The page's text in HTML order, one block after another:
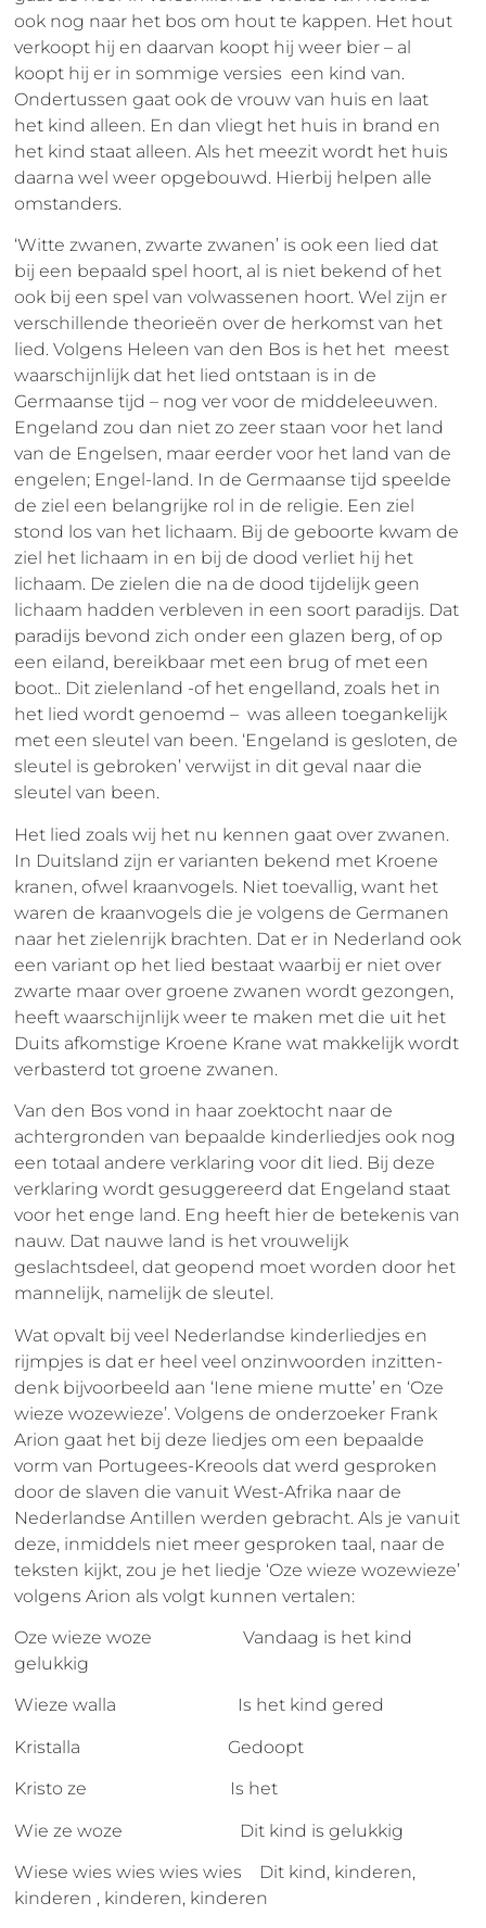
ook nog naar het bos om hout te kappen. Het hout
verkoopt hij en daarvan koopt hij weer bier – al
koopt hij er in sommige versies een kind van.
Ondertussen gaat ook de vrouw van huis en laat
het kind alleen. En dan vliegt het huis in brand en
het kind staat alleen. Als het meezit wordt het huis
daarna wel weer opgebouwd. Hierbij helpen alle
omstanders.
‘Witte zwanen, zwarte zwanen’ is ook een lied dat
bij een bepaald spel hoort, al is niet bekend of het
ook bij een spel van volwassenen hoort. Wel zijn er
verschillende theorieën over de herkomst van het
lied. Volgens Heleen van den Bos is het het meest
waarschijnlijk dat het lied ontstaan is in de
Germaanse tijd – nog ver voor de middeleeuwen.
Engeland zou dan niet zo zeer staan voor het land
van de Engelsen, maar eerder voor het land van de
engelen; Engel-land. In de Germaanse tijd speelde
de ziel een belangrijke rol in de religie. Een ziel
stond los van het lichaam. Bij de geboorte kwam de
ziel het lichaam in en bij de dood verliet hij het
lichaam. De zielen die na de dood tijdelijk geen
lichaam hadden verbleven in een soort paradijs. Dat
paradijs bevond zich onder een glazen berg, of op
een eiland, bereikbaar met een brug of met een
boot.. Dit zielenland -of het engelland, zoals het in
het lied wordt genoemd – was alleen toegankelijk
met een sleutel van been. ‘Engeland is gesloten, de
sleutel is gebroken’ verwijst in dit geval naar die
sleutel van been.
Het lied zoals wij het nu kennen gaat over zwanen.
In Duitsland zijn er varianten bekend met Kroene
kranen, ofwel kraanvogels. Niet toevallig, want het
waren de kraanvogels die je volgens de Germanen
naar het zielenrijk brachten. Dat er in Nederland ook
een variant op het lied bestaat waarbij er niet over
zwarte maar over groene zwanen wordt gezongen,
heeft waarschijnlijk weer te maken met die uit het
Duits afkomstige Kroene Krane wat makkelijk wordt
verbasterd tot groene zwanen.
Van den Bos vond in haar zoektocht naar de
achtergronden van bepaalde kinderliedjes ook nog
een totaal andere verklaring voor dit lied. Bij deze
verklaring wordt gesuggereerd dat Engeland staat
voor het enge land. Eng heeft hier de betekenis van
nauw. Dat nauwe land is het vrouwelijk
geslachtsdeel, dat geopend moet worden door het
mannelijk, namelijk de sleutel.
Wat opvalt bij veel Nederlandse kinderliedjes en
rijmpjes is dat er heel veel onzinwoorden inzitten-
denk bijvoorbeeld aan ‘Iene miene mutte’ en ‘Oze
wieze wozewieze’. Volgens de onderzoeker Frank
Arion gaat het bij deze liedjes om een bepaalde
vorm van Portugees-Kreools dat werd gesproken
door de slaven die vanuit West-Afrika naar de
Nederlandse Antillen werden gebracht. Als je vanuit
deze, inmiddels niet meer gesproken taal, naar de
teksten kijkt, zou je het liedje ‘Oze wieze wozewieze’
volgens Arion als volgt kunnen vertalen:
Oze wieze woze Vandaag is het kind
gelukkig
Wieze walla Is het kind gered
Kristalla Gedoopt
Kristo ze Is het
Wie ze woze Dit kind is gelukkig
Wiese wies wies wies wies Dit kind, kinderen,
kinderen , kinderen, kinderen